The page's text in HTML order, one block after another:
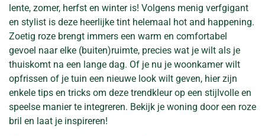
lente, zomer, herfst en winter is! Volgens menig verfgigant
en stylist is deze heerlijke tint helemaal hot and happening.
Zoetig roze brengt immers een warm en comfortabel
gevoel naar elke (buiten)ruimte, precies wat je wilt als je
thuiskomt na een lange dag. Of je nu je woonkamer wilt
opfrissen of je tuin een nieuwe look wilt geven, hier zijn
enkele tips en tricks om deze trendkleur op een stijlvolle en
speelse manier te integreren. Bekijk je woning door een roze
bril en laat je inspireren!